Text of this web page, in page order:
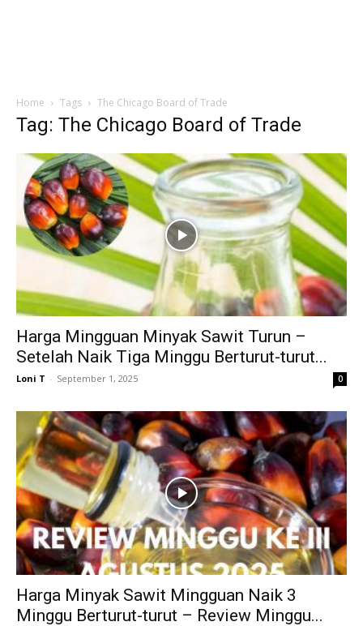
Home Tags The Chicago Board of Trade
Tag: The Chicago Board of Trade
Harga Mingguan Minyak Sawit Turun –
Setelah Naik Tiga Minggu Berturut-turut...
Loni T - September 1, 2025 0
Harga Minyak Sawit Mingguan Naik 3
Minggu Berturut-turut – Review Minggu...